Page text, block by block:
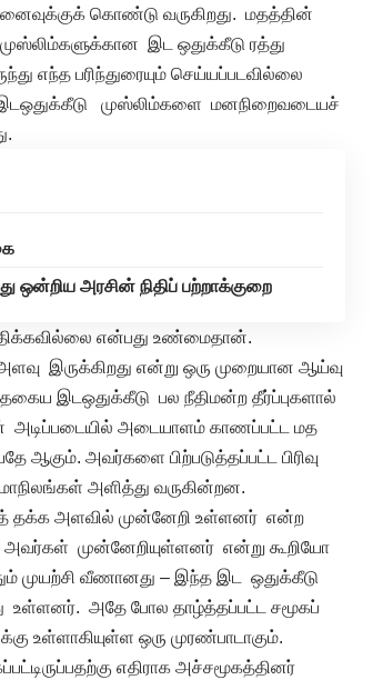
கொண்டு வருகிறது. மதத்தின்
முஸ்லிம்களுக்கான இட ஒதுக்கீடு ரத்து
எந்த பரிந்துரையும் செய்யப்படவில்லை
இடஒதுக்கீடு முஸ்லிம்களை மனநிறைவடையச்
ஒன்றிய அரசின் நிதிப் பற்றாக்குறை
என்பது உண்மைதான்.
இருக்கிறது என்று ஒரு முறையான ஆய்வு
இடஒதுக்கீடு பல நீதிமன்ற தீர்ப்புகளால்
அடிப்படையில் அடையாளம் காணப்பட்ட மத
ஆகும். அவர்களை பிற்படுத்தப்பட்ட பிரிவு
அளித்து வருகின்றன.
தக்க அளவில் முன்னேறி உள்ளனர் என்ற
முன்னேறியுள்ளனர் என்று கூறியோ
முயற்சி வீணானது – இந்த இட ஒதுக்கீடு
உள்ளனர். அதே போல தாழ்த்தப்பட்ட சமூகப்
உள்ளாகியுள்ள ஒரு முரண்பாடாகும்.
எதிராக அச்சமூகத்தினர்